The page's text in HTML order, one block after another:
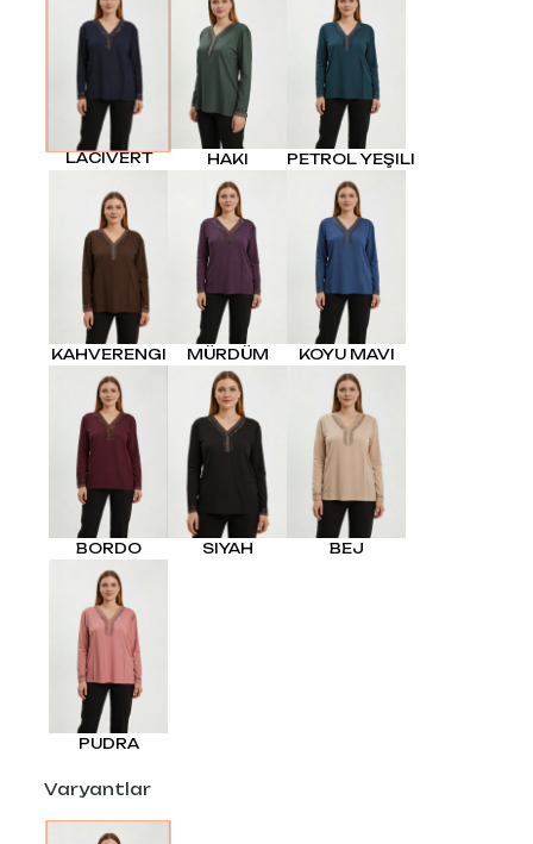
LACIVERT HAKI PETROL YEŞILI
KAHVERENGI MÜRDÜM KOYU MAVI
BORDO SIYAH BEJ
PUDRA
Varyantlar